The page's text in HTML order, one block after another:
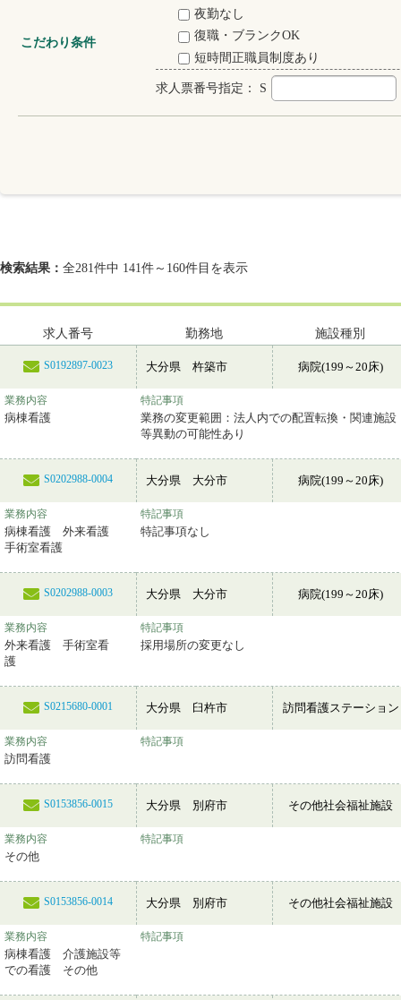
こだわり条件
夜勤なし
復職・ブランクOK
短時間正職員制度あり
求人票番号指定： S
検索結果： 全281件中 141件～160件目を表示
求人番号 勤務地 施設種別
S0192897-0023 大分県 杵築市 病院(199～20床)
業務内容
病棟看護
特記事項
業務の変更範囲：法人内での配置転換・関連施設
等異動の可能性あり
S0202988-0004 大分県 大分市 病院(199～20床)
業務内容
病棟看護 外来看護
手術室看護
特記事項
特記事項なし
S0202988-0003 大分県 大分市 病院(199～20床)
業務内容
外来看護 手術室看
護
特記事項
採用場所の変更なし
S0215680-0001 大分県 臼杵市 訪問看護ステーション
業務内容
訪問看護
特記事項
S0153856-0015 大分県 別府市 その他社会福祉施設
業務内容
その他
特記事項
S0153856-0014 大分県 別府市 その他社会福祉施設
業務内容
病棟看護 介護施設等
での看護 その他
特記事項